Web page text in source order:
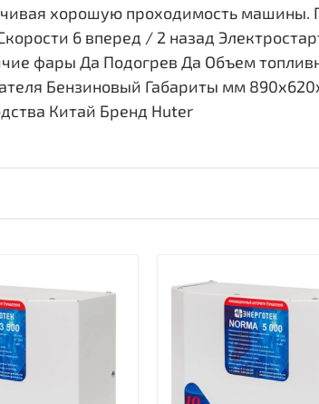
хорошую проходимость машины.
6 вперед / 2 назад
фары Да Подогрев Да Объем
Бензиновый Габариты мм
Китай Бренд Huter